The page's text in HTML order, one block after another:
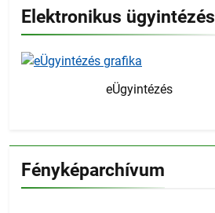
Elektronikus ügyintézés
eÜgyintézés
Fényképarchívum